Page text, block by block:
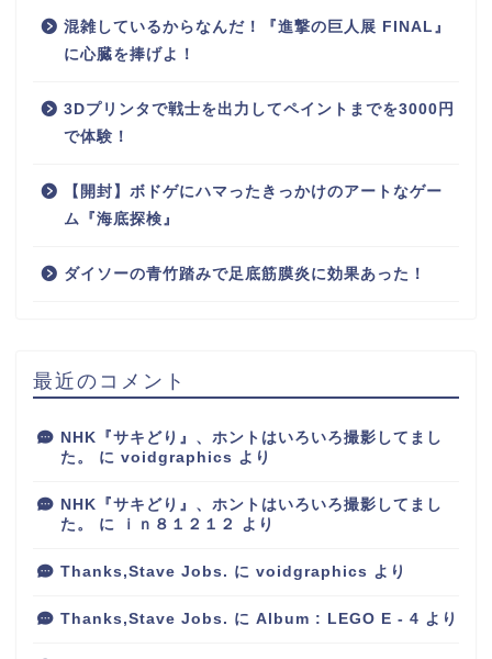
混雑しているからなんだ！『進撃の巨人展 FINAL』
に心臓を捧げよ！
3Dプリンタで戦士を出力してペイントまでを3000円
で体験！
【開封】ボドゲにハマったきっかけのアートなゲー
ム『海底探検』
ダイソーの青竹踏みで足底筋膜炎に効果あった！
最近のコメント
NHK『サキどり』、ホントはいろいろ撮影してまし
た。
に voidgraphics より
NHK『サキどり』、ホントはいろいろ撮影してまし
た。
に ｉｎ８１２１２ より
Thanks,Stave Jobs. に voidgraphics より
Thanks,Stave Jobs. に Album : LEGO E - 4 より